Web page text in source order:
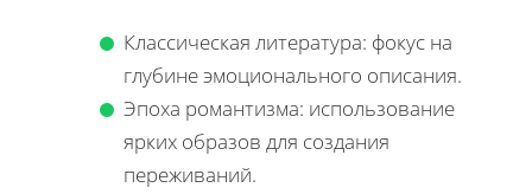
Классическая литература: фокус на
глубине эмоционального описания.
Эпоха романтизма: использование
ярких образов для создания
переживаний.